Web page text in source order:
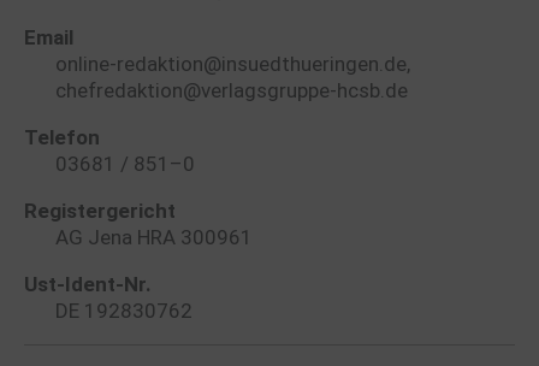
Email
online-redaktion@insuedthueringen.de,
chefredaktion@verlagsgruppe-hcsb.de
Telefon
03681 / 851–0
Registergericht
AG Jena HRA 300961
Ust-Ident-Nr.
DE 192830762